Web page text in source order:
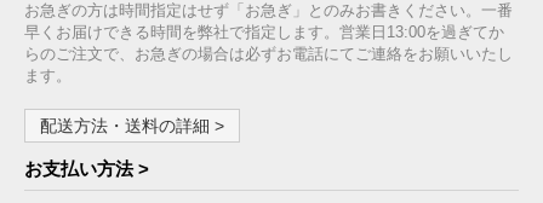
お急ぎの方は時間指定はせず「お急ぎ」とのみお書きください。一番
早くお届けできる時間を弊社で指定します。営業日13:00を過ぎてか
らのご注文で、お急ぎの場合は必ずお電話にてご連絡をお願いいたし
ます。
配送方法・送料の詳細 >
お支払い方法 >